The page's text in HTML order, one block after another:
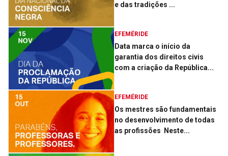
e das tradições ...
EFEMÉRIDE
Data marca o início da
garantia dos direitos civis
com a criação da República...
EFEMÉRIDE
Os mestres são fundamentais
no desenvolvimento de todas
as profissões ­ Neste...